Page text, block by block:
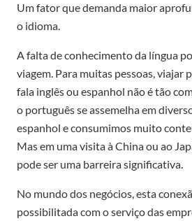
Um fator que demanda maior
o idioma.
A falta de conhecimento da língua
viagem. Para muitas pessoas,viajar
fala inglês ou espanhol não étão
o português se assemelha em
espanhol e consumimos muito
Masem uma visita à China ou ao
pode ser uma barreirasignificativa.
No mundo dos negócios, esta
possibilitadacom o serviço das